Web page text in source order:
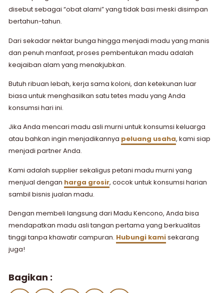
disebut sebagai “obat alami” yang tidak basi meski disimpan
bertahun-tahun.
Dari sekadar nektar bunga hingga menjadi madu yang manis
dan penuh manfaat, proses pembentukan madu adalah
keajaiban alam yang menakjubkan.
Butuh ribuan lebah, kerja sama koloni, dan ketekunan luar
biasa untuk menghasilkan satu tetes madu yang Anda
konsumsi hari ini.
Jika Anda mencari madu asli murni untuk konsumsi keluarga
atau bahkan ingin menjadikannya peluang usaha, kami siap
menjadi partner Anda.
Kami adalah supplier sekaligus petani madu murni yang
menjual dengan harga grosir, cocok untuk konsumsi harian
sambil bisnis jualan madu.
Dengan membeli langsung dari Madu Kencono, Anda bisa
mendapatkan madu asli tangan pertama yang berkualitas
tinggi tanpa khawatir campuran. Hubungi kamisekarang
juga!
Bagikan :